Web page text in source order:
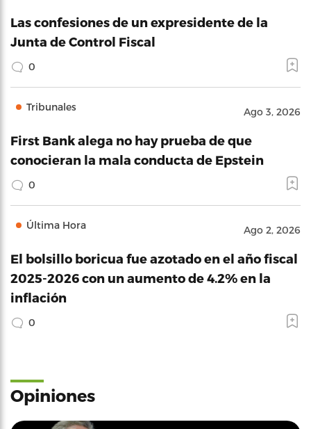
Las confesiones de un expresidente de la
Junta de Control Fiscal
0
Tribunales Ago 3, 2026
First Bank alega no hay prueba de que
conocieran la mala conducta de Epstein
0
Última Hora Ago 2, 2026
El bolsillo boricua fue azotado en el año fiscal
2025-2026 con un aumento de 4.2% en la
inflación
0
Opiniones